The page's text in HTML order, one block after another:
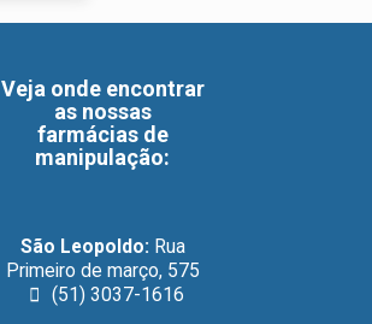
Veja onde encontrar
as nossas
farmácias de
manipulação:
São Leopoldo: Rua
Primeiro de março, 575
(51) 3037-1616